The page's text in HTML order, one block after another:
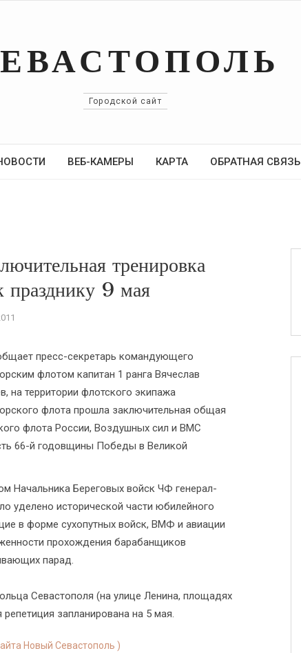
Городской сайт
ВЕБ-КАМЕРЫ КАРТА ОБРАТНАЯ СВЯЗЬ
тренировка
празднику 9 мая
пресс-секретарь командующего
флотом капитан 1 ранга Вячеслав
на территории флотского экипажа
флота прошла заключительная общая
флота России, Воздушных сил и ВМС
66-й годовщины Победы в Великой
Начальника Береговых войск ЧФ генерал-
уделено исторической части юбилейного
в форме сухопутных войск, ВМФ и авиации
прохождения барабанщиков
парад.
Севастополя (на улице Ленина, площадях
запланирована на 5 мая.
Новый Севастополь )